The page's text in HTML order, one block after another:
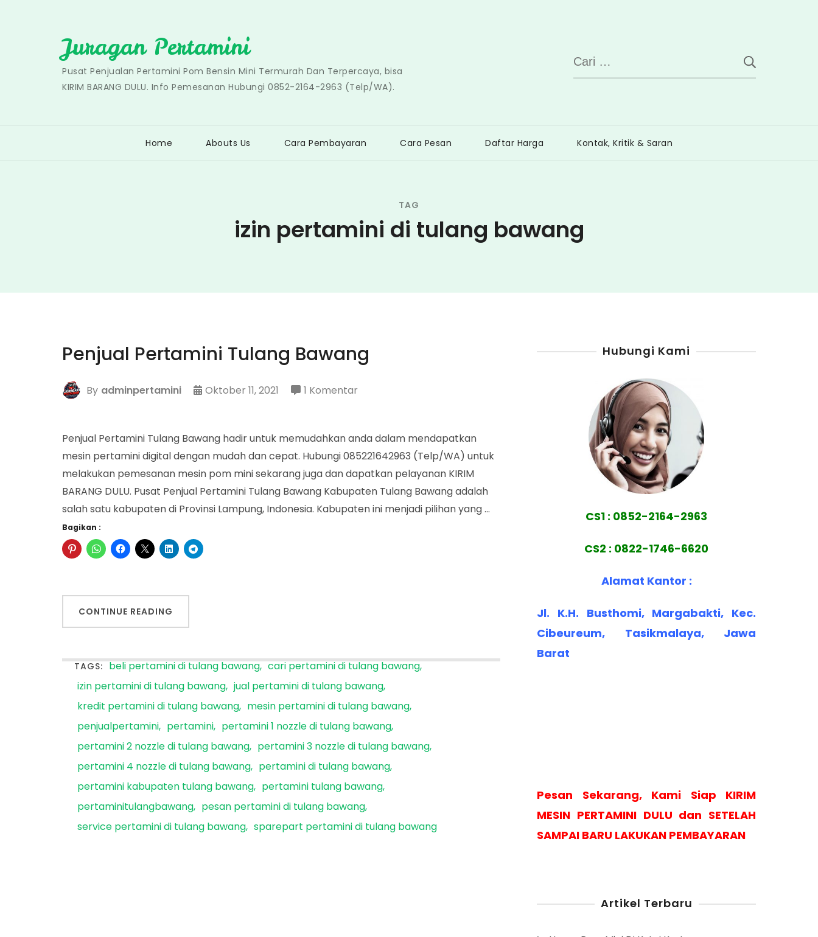
Juragan Pertamini
Pusat Penjualan Pertamini Pom Bensin Mini Termurah Dan Terpercaya, bisa
KIRIM BARANG DULU. Info Pemesanan Hubungi 0852-2164-2963 (Telp/WA).
Cari
untuk:
Home Abouts Us Cara Pembayaran Cara Pesan Daftar Harga Kontak, Kritik & Saran
TAG
izin pertamini di tulang bawang
Penjual Pertamini Tulang Bawang
By adminpertamini Oktober 11, 2021 1 Komentarpada
Tulang
Bawang
Penjual Pertamini Tulang Bawang hadir untuk memudahkan anda dalam mendapatkan
mesin pertamini digital dengan mudah dan cepat. Hubungi 085221642963 (Telp/WA) untuk
melakukan pemesanan mesin pom mini sekarang juga dan dapatkan pelayanan KIRIM
BARANG DULU. Pusat Penjual Pertamini Tulang Bawang Kabupaten Tulang Bawang adalah
salah satu kabupaten di Provinsi Lampung, Indonesia. Kabupaten ini menjadi pilihan yang …
Bagikan :
CONTINUE READING
TAGS: beli pertamini di tulang bawang cari pertamini di tulang bawang
izin pertamini di tulang bawang jual pertamini di tulang bawang
kredit pertamini di tulang bawang
mesin pertamini di tulang bawang
penjualpertamini
pertamini
pertamini 1 nozzle di tulang bawang
pertamini 2 nozzle di tulang bawang
pertamini 3 nozzle di tulang bawang
pertamini 4 nozzle di tulang bawang
pertamini di tulang bawang
pertamini kabupaten tulang bawang
pertamini tulang bawang
pertaminitulangbawang
pesan pertamini di tulang bawang
service pertamini di tulang bawang sparepart pertamini di tulang bawang
Hubungi Kami
CS1 : 0852-2164-2963
CS2 : 0822-1746-6620
Alamat Kantor :
Jl. K.H. Busthomi, Margabakti, Kec.
Cibeureum, Tasikmalaya, Jawa
Barat
Pesan Sekarang, Kami Siap KIRIM
MESIN PERTAMINI DULU dan SETELAH
SAMPAI BARU LAKUKAN PEMBAYARAN
Artikel Terbaru